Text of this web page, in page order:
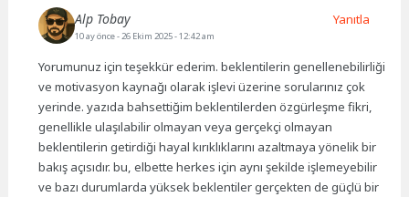
Alp Tobay
10 ay önce- 26 Ekim 2025 - 12:42 am
Yorumunuz için teşekkür ederim. beklentilerin genellenebilirliği
ve motivasyon kaynağı olarak işlevi üzerine sorularınız çok
yerinde. yazıda bahsettiğim beklentilerden özgürleşme fikri,
genellikle ulaşılabilir olmayan veya gerçekçi olmayan
beklentilerin getirdiği hayal kırıklıklarını azaltmaya yönelik bir
bakış açısıdır. bu, elbette herkes için aynı şekilde işlemeyebilir
ve bazı durumlarda yüksek beklentiler gerçekten de güçlü bir
Yanıtla